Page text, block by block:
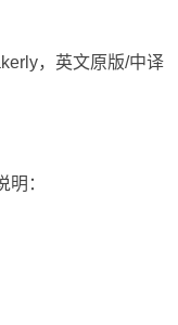
，英文原版/中译
：